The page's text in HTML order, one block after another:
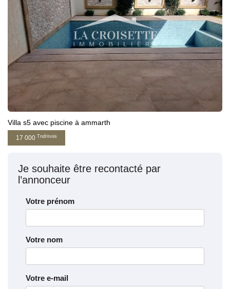
Villa s5 avec piscine à ammarth
17 000 Tnd/mois
Je souhaite être recontacté par
l’annonceur
Votre prénom
Votre nom
Votre e-mail